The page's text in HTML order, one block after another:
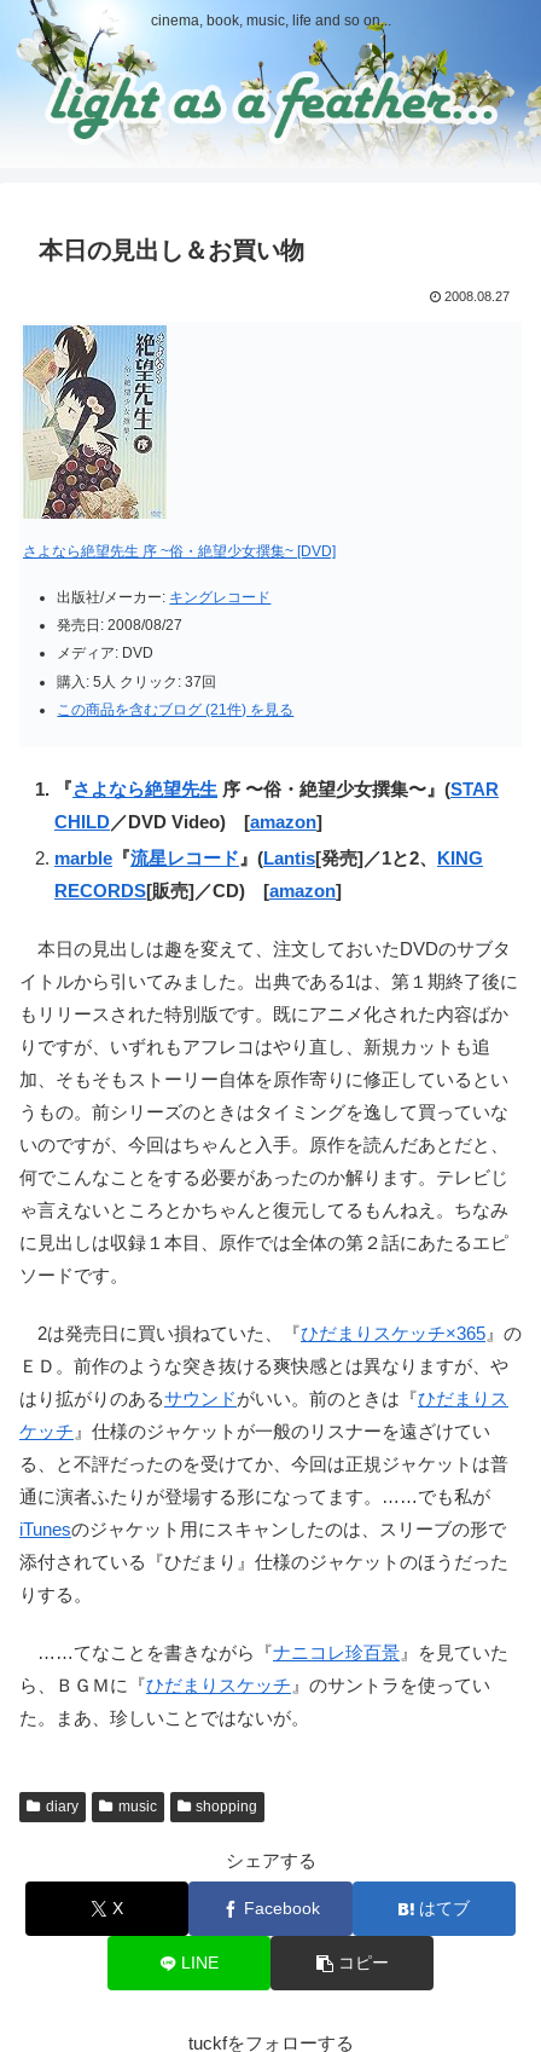
cinema, book, music, life and so on...
本日の見出し＆お買い物
2008.08.27
さよなら絶望先生 序 ~俗・絶望少女撰集~ [DVD]
出版社/メーカー: キングレコード
発売日: 2008/08/27
メディア: DVD
購入 : 5人 クリック : 37回
この商品を含むブログ (21件) を見る
『さよなら絶望先生 序 〜俗・絶望少女撰集〜』(STAR
CHILD／DVD Video) [amazon]
marble 『流星レコード 』(Lantis[発売]／1と2、 KING
RECORDS[販売]／CD) [amazon]
本日の見出しは趣を変えて、注文しておいたDVDのサブタ
イトルから引いてみました。出典である1は、第１期終了後に
もリリースされた特別版です。既にアニメ化された内容ばか
りですが、いずれもアフレコはやり直し、新規カットも追
加、そもそもストーリー自体を原作寄りに修正しているとい
うもの。前シリーズのときはタイミングを逸して買っていな
いのですが、今回はちゃんと入手。原作を読んだあとだと、
何でこんなことをする必要があったのか解ります。テレビじ
ゃ言えないところとかちゃんと復元してるもんねえ。ちなみ
に見出しは収録１本目、原作では全体の第２話にあたるエピ
ソードです。
2は発売日に買い損ねていた、『ひだまりスケッチ×365 』の
ＥＤ。前作のような突き抜ける爽快感とは異なりますが、や
はり拡がりのあるサウンドがいい。前のときは『ひだまりス
ケッチ 』仕様のジャケットが一般のリスナーを遠ざけてい
る、と不評だったのを受けてか、今回は正規ジャケットは普
通に演者ふたりが登場する形になってます。……でも私が
iTunesのジャケット用にスキャンしたのは、スリーブの形で
添付されている『ひだまり』仕様のジャケットのほうだった
りする。
……てなことを書きながら『ナニコレ珍百景 』を見ていた
ら、ＢＧＭに『ひだまりスケッチ 』のサントラを使ってい
た。まあ、珍しいことではないが。
diary music shopping
シェアする
X Facebook はてブ
LINE コピー
tuckfをフォローする